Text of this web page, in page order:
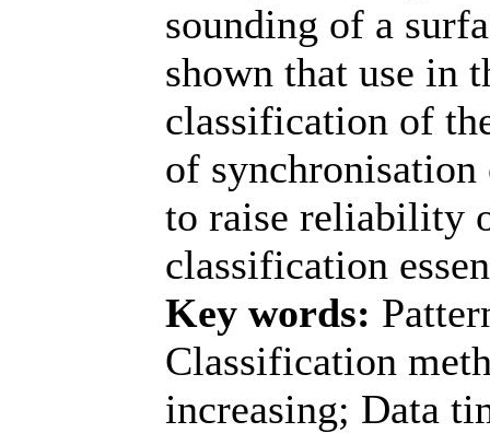
sounding of a
shown that use in
classification of
of synchronisation
to raise reliability
classification
Key words:
Classification
increasing; Data